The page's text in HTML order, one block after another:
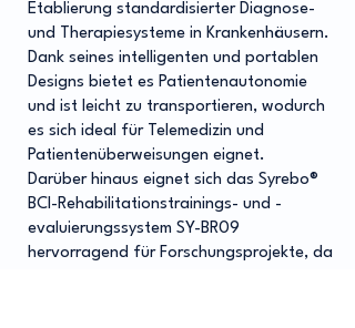
Etablierung standardisierter Diagnose-
und Therapiesysteme in Krankenhäusern.
Dank seines intelligenten und portablen
Designs bietet es Patientenautonomie
und ist leicht zu transportieren, wodurch
es sich ideal für Telemedizin und
Patientenüberweisungen eignet.
Darüber hinaus eignet sich das Syrebo®
BCI-Rehabilitationstrainings- und -
evaluierungssystem SY-BR09
hervorragend für Forschungsprojekte, da